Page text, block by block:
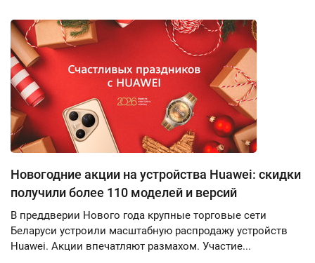
Новогодние акции на устройства Huawei: скидки
получили более 110 моделей и версий
В преддверии Нового года крупные торговые сети
Беларуси устроили масштабную распродажу устройств
Huawei. Акции впечатляют размахом. Участие...